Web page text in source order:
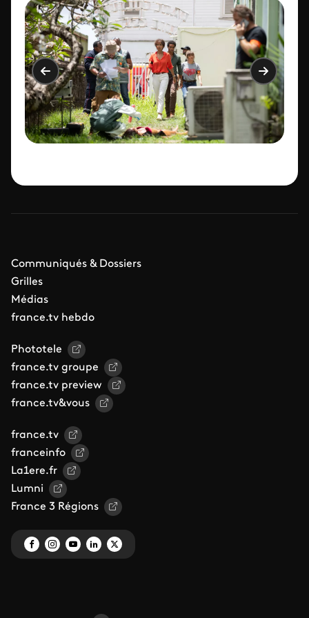
Mélissa finalise avec Océane les préparatifs
de son mariage et décide de déléguer
l’organisation de l’enterrement de vie de
jeune fille à Gaëlle, qui ne manque pas
d’idée.
Communiqués & Dossiers
Grilles
Médias
france.tv hebdo
Phototele
france.tv groupe
france.tv preview
france.tv&vous
france.tv
franceinfo
La1ere.fr
Lumni
France 3 Régions